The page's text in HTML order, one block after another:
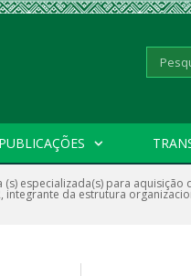
por:
PUBLICAÇÕES
(s) especializada(s) para
da estrutura